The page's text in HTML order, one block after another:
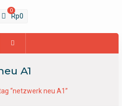
0
Rp0
A1
“netzwerk neu A1”